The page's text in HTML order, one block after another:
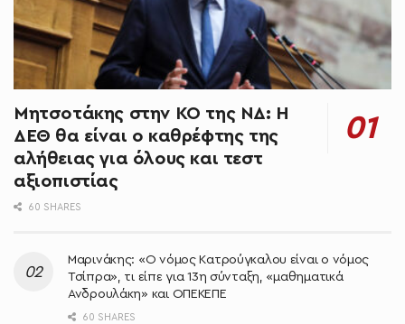
Μητσοτάκης στην ΚΟ της ΝΔ: Η
ΔΕΘ θα είναι ο καθρέφτης της
αλήθειας για όλους και τεστ
αξιοπιστίας
60 SHARES
Μαρινάκης: «Ο νόμος Κατρούγκαλου είναι ο νόμος
Τσίπρα», τι είπε για 13η σύνταξη, «μαθηματικά
Ανδρουλάκη» και ΟΠΕΚΕΠΕ
60 SHARES